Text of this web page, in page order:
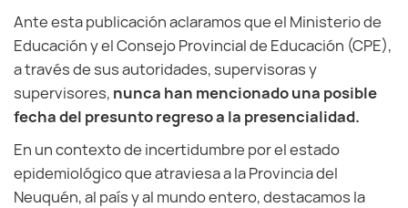
Ante esta publicación aclaramos que el Ministerio de
Educación y el Consejo Provincial de Educación (CPE),
a través de sus autoridades, supervisoras y
supervisores, nunca han mencionado una posible
fecha del presunto regreso a la presencialidad.
En un contexto de incertidumbre por el estado
epidemiológico que atraviesa a la Provincia del
Neuquén, al país y al mundo entero, destacamos la